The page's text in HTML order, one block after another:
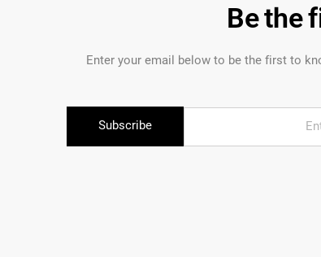
Be the
Enter your email below to be the first to
Subscribe